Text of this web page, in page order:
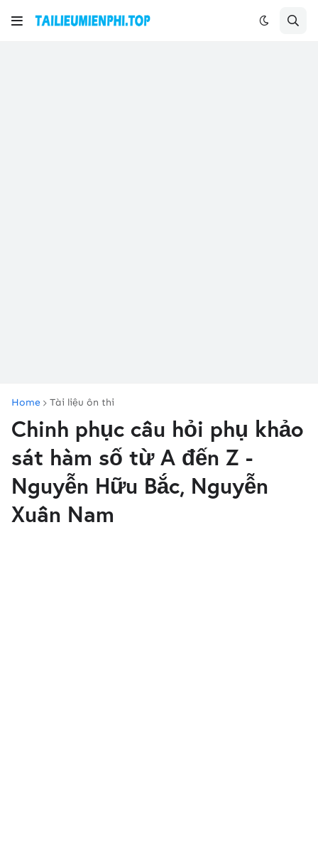
Home Tài liệu ôn thi
Chinh phục câu hỏi phụ khảo
sát hàm số từ A đến Z -
Nguyễn Hữu Bắc, Nguyễn
Xuân Nam